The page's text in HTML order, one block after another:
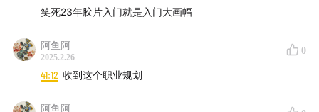
▼国宝弥勒菩萨
笑死23年胶片入门就是入门大画幅
阿鱼阿
2025.2.26
0
41:12 收到这个职业规划
阿鱼阿